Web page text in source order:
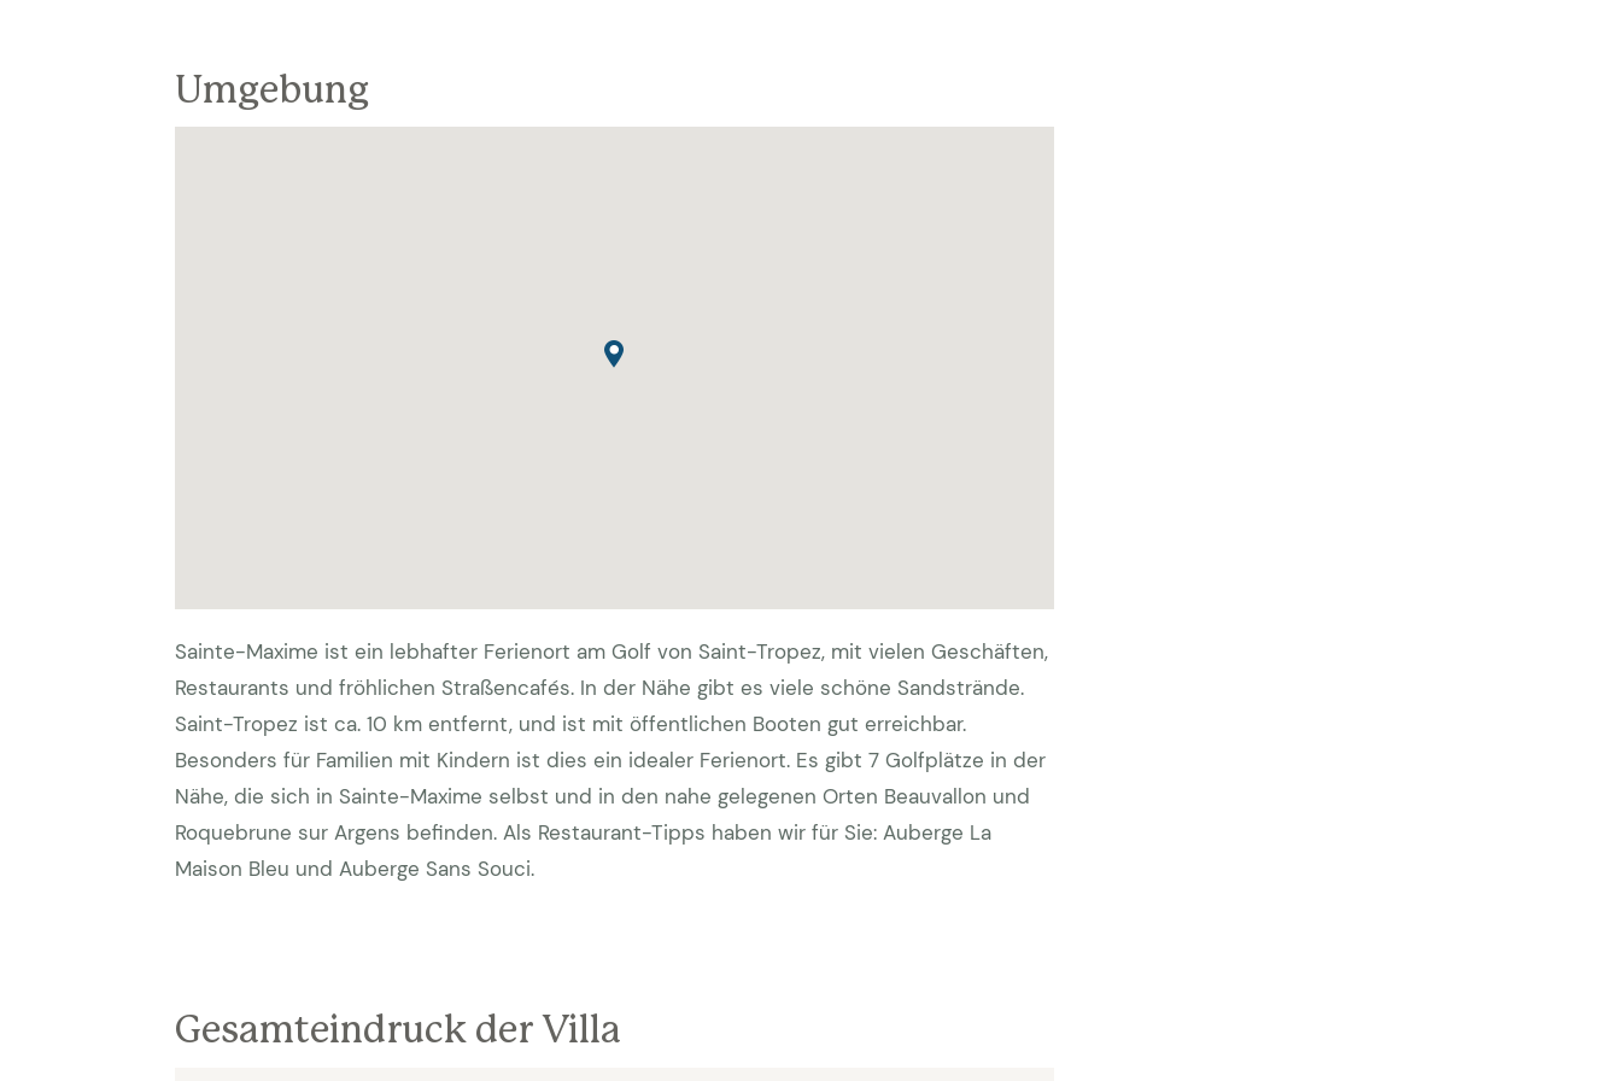
Umgebung
Sainte-Maxime ist ein lebhafter Ferienort am Golf von Saint-Tropez, mit vielen Geschäften,
Restaurants und fröhlichen Straßencafés. In der Nähe gibt es viele schöne Sandstrände.
Saint-Tropez ist ca. 10 km entfernt, und ist mit öffentlichen Booten gut erreichbar.
Besonders für Familien mit Kindern ist dies ein idealer Ferienort. Es gibt 7 Golfplätze in der
Nähe, die sich in Sainte-Maxime selbst und in den nahe gelegenen Orten Beauvallon und
Roquebrune sur Argens befinden. Als Restaurant-Tipps haben wir für Sie: Auberge La
Maison Bleu und Auberge Sans Souci.
Gesamteindruck der Villa